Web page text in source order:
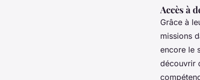
Accès à
Grâce à
missions
encore le
découvrir